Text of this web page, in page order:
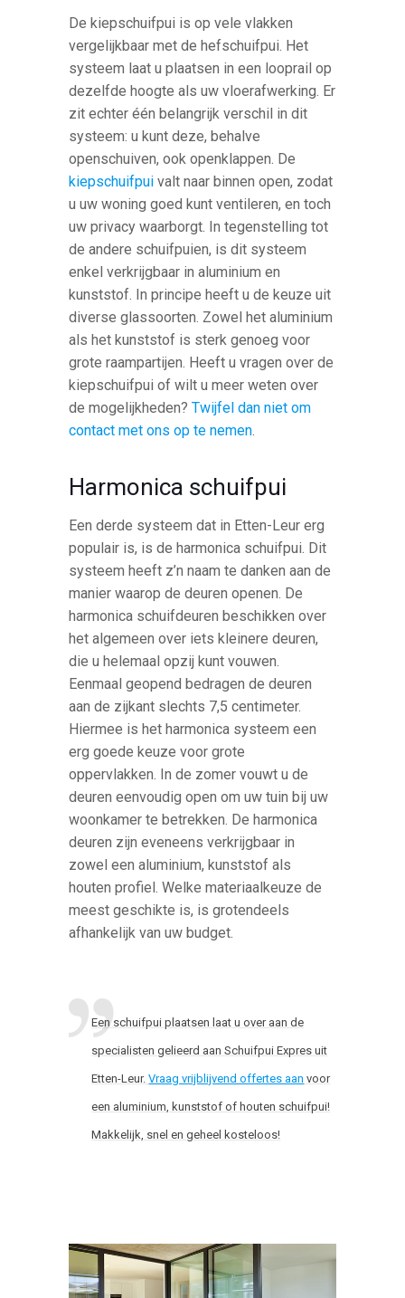
De kiepschuifpui is op vele vlakken
vergelijkbaar met de hefschuifpui. Het
systeem laat u plaatsen in een looprail op
dezelfde hoogte als uw vloerafwerking. Er
zit echter één belangrijk verschil in dit
systeem: u kunt deze, behalve
openschuiven, ook openklappen. De
kiepschuifpui valt naar binnen open, zodat
u uw woning goed kunt ventileren, en toch
uw privacy waarborgt. In tegenstelling tot
de andere schuifpuien, is dit systeem
enkel verkrijgbaar in aluminium en
kunststof. In principe heeft u de keuze uit
diverse glassoorten. Zowel het aluminium
als het kunststof is sterk genoeg voor
grote raampartijen. Heeft u vragen over de
kiepschuifpui of wilt u meer weten over
de mogelijkheden?Twijfel dan niet om
contact met ons op te nemen.
Harmonica schuifpui
Een derde systeem dat in Etten-Leur erg
populair is, is de harmonica schuifpui. Dit
systeem heeft z’n naam te danken aan de
manier waarop de deuren openen. De
harmonica schuifdeuren beschikken over
het algemeen over iets kleinere deuren,
die u helemaal opzij kunt vouwen.
Eenmaal geopend bedragen de deuren
aan de zijkant slechts 7,5 centimeter.
Hiermee is het harmonica systeem een
erg goede keuze voor grote
oppervlakken. In de zomer vouwt u de
deuren eenvoudig open om uw tuin bij uw
woonkamer te betrekken. De harmonica
deuren zijn eveneens verkrijgbaar in
zowel een aluminium, kunststof als
houten profiel. Welke materiaalkeuze de
meest geschikte is, is grotendeels
afhankelijk van uw budget.
Een schuifpui plaatsen laat u over aan de
specialisten gelieerd aan Schuifpui Expres uit
Etten-Leur.Vraag vrijblijvend offertes aan voor
een aluminium, kunststof of houten schuifpui!
Makkelijk, snel en geheel kosteloos!